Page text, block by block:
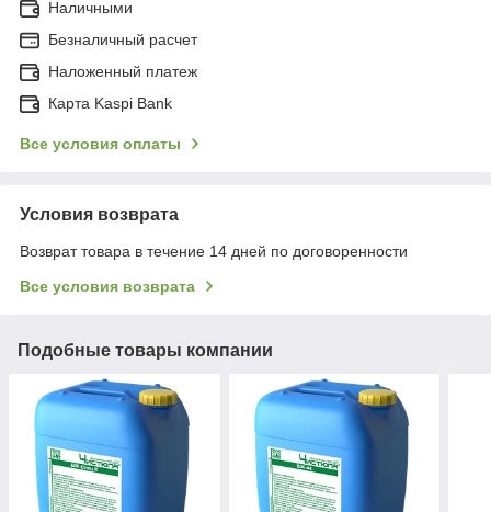
Наличными
Безналичный расчет
Наложенный платеж
Карта Kaspi Bank
Все условия оплаты
Условия возврата
Возврат товара в течение 14 дней по договоренности
Все условия возврата
Подобные товары компании